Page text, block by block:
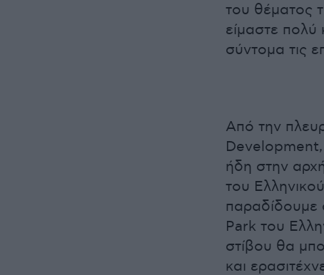
του θέματος
είμαστε πολύ
σύντομα τις
Από την
ήδη στην
του
παραδίδουμε
Park του
στίβου θα
και